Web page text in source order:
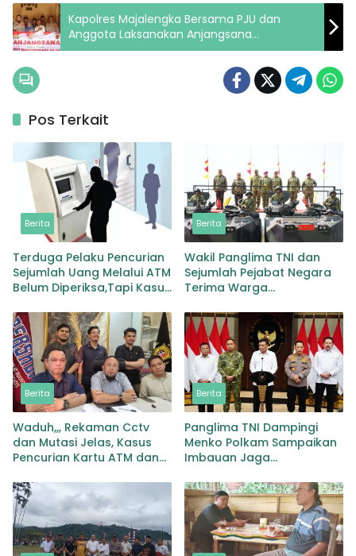
Kapolres Majalengka Bersama PJU dan
Anggota Laksanakan Anjangsana
Purnawirawan PNS Polri dalam Rangka HUT
Pos Terkait
Berita
Terduga Pelaku Pencurian
Sejumlah Uang Melalui ATM
Belum Diperiksa,Tapi Kasus
Korban Protes Keras
Berita
Wakil Panglima TNI dan
Sejumlah Pejabat Negara
Terima Warga
Korps Marinir
Berita
Waduh,,, Rekaman Cctv
dan Mutasi Jelas, Kasus
Pencurian Kartu ATM dan
Polisi
Berita
Panglima TNI Dampingi
Menko Polkam Sampaikan
Imbauan Jaga